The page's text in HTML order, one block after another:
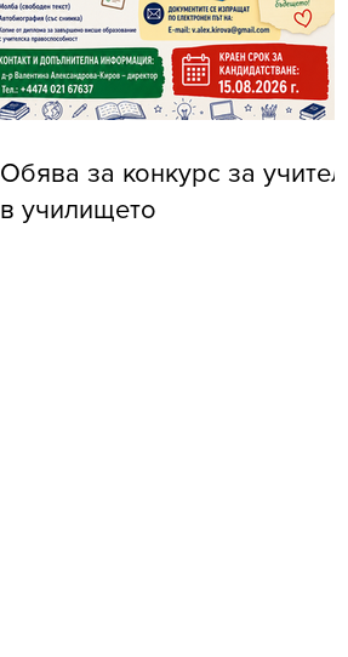
Обява за конкурс за учители
в училището